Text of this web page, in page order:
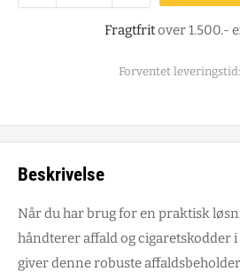
Fragtfritover 1.500.-
Forventet
Beskrivelse
Når du har brug for en praktisk
håndterer affald og cigaretskodder
giver denne robuste